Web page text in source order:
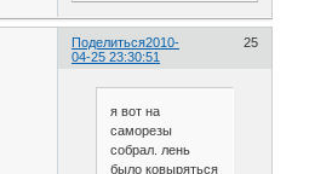
Поделиться 25
2010-
04-25 23:30:51
я вот на
саморезы
собрал. лень
было ковыряться